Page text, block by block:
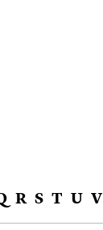
R S T U V